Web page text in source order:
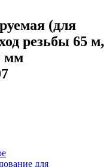
(для
резьбы 65 м,
мм
для